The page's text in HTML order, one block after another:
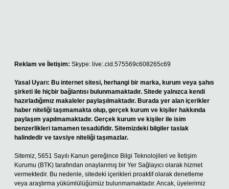
Reklam ve İletişim: Skype: live:.cid.575569c608265c69
Yasal Uyarı: Bu internet sitesi, herhangi bir marka, kurum veya şahıs
şirketi ile hiçbir bağlantısı bulunmamaktadır. Sitede yalnızca kendi
hazırladığımız makaleler paylaşılmaktadır. Burada yer alan içerikler
haber niteliği taşımamakta olup, gerçek kurum ve kişiler hakkında
paylaşım yapılmamaktadır. Gerçek kurum ve kişiler ile isim
benzerlikleri tamamen tesadüfidir. Sitemizdeki bilgiler taslak
halindedir ve tavsiye niteliği taşımazlar.
Sitemiz, 5651 Sayılı Kanun gereğince Bilgi Teknolojileri ve İletişim
Kurumu (BTK) tarafından onaylanmış bir Yer Sağlayıcı olarak hizmet
vermektedir. Bu nedenle, sitedeki içerikleri proaktif olarak denetleme
veya araştırma yükümlülüğümüz bulunmamaktadır. Ancak, üyelerimiz